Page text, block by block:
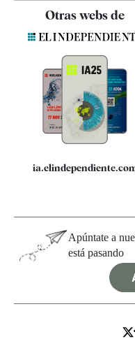
Contacto
Quiénes somos
Especificaciones
Otras webs de
Apúntate a
está pasando